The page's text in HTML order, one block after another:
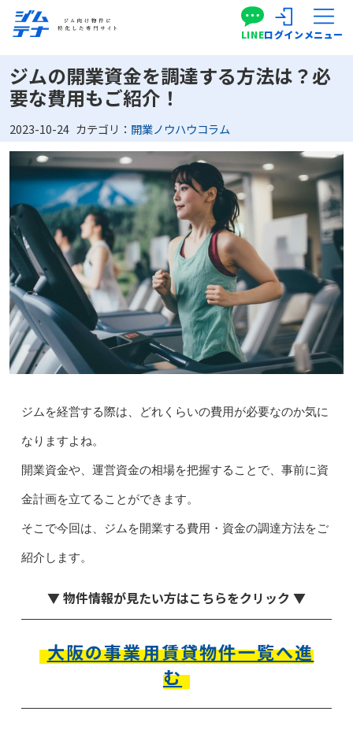
LINEログインメニュー
ジムの開業資金を調達する方法は？必
要な費用もご紹介！
2023-10-24 カテゴリ： 開業ノウハウコラム
ジムを経営する際は、どれくらいの費用が必要なのか気に
なりますよね。
開業資金や、運営資金の相場を把握することで、事前に資
金計画を立てることができます。
そこで今回は、ジムを開業する費用・資金の調達方法をご
紹介します。
▼ 物件情報が見たい方はこちらをクリック ▼
大阪の事業用賃貸物件一覧へ進
む